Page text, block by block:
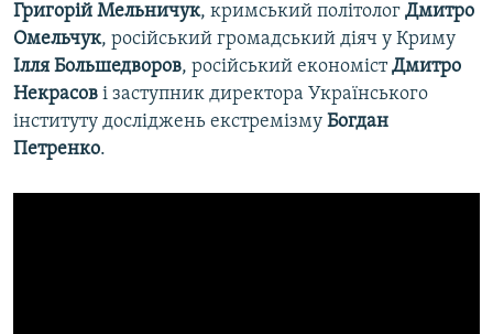
Григорій Мельничук, кримський політолог Дмитро
Омельчук, російський громадський діяч у Криму
Ілля Большедворов, російський економістДмитро
Некрасов і заступник директора Українського
інституту досліджень екстремізму Богдан
Петренко.